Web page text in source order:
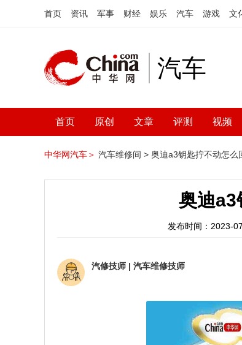
首页 资讯 军事 财经 娱乐 汽车 游戏 文
汽车
首页 原创 文章 评测 视频
中华网汽车＞ 汽车维修间 > 奥迪a3钥匙拧不动怎么
奥迪a3
发布时间：2023-
汽修技师 | 汽车维修技师